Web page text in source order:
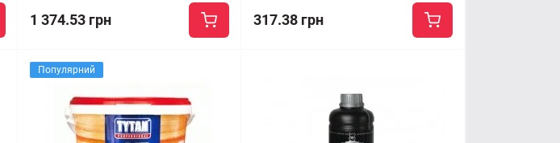
1 374.53 грн 317.38 грн
Популярний